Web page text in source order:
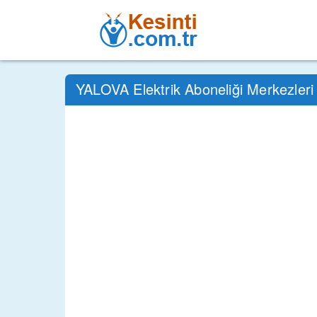
YALOVA Elektrik Aboneliği